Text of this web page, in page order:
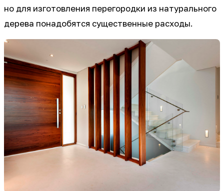
но для изготовления перегородки из натурального
дерева понадобятся существенные расходы.